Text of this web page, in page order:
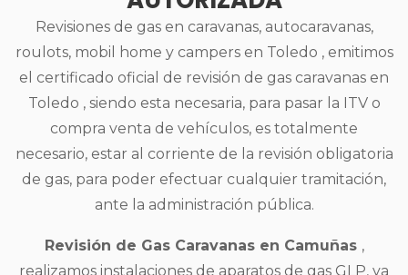
Revisiones de gas en caravanas, autocaravanas,
roulots, mobil home y campers en Toledo , emitimos
el certificado oficial de revisión de gas caravanas en
Toledo , siendo esta necesaria, para pasar la ITV o
compra venta de vehículos, es totalmente
necesario, estar al corriente de la revisión obligatoria
de gas, para poder efectuar cualquier tramitación,
ante la administración pública.
Revisión de Gas Caravanas en Camuñas ,
realizamos instalaciones de aparatos de gas GLP, ya